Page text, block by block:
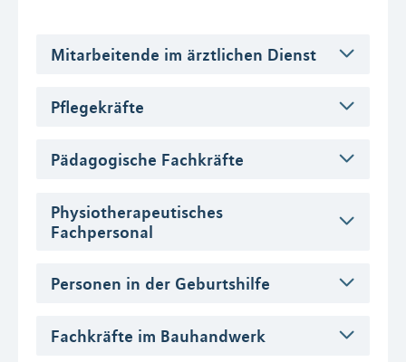
Mitarbeitende im ärztlichen Dienst
Pflegekräfte
Pädagogische Fachkräfte
Physiotherapeutisches
Fachpersonal
Personen in der Geburtshilfe
Fachkräfte im Bauhandwerk